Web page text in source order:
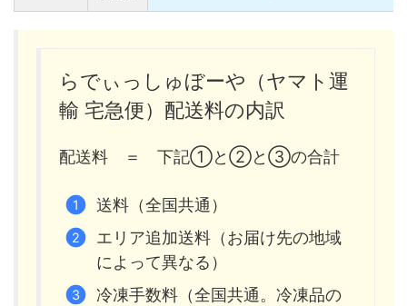
らでぃっしゅぼーや（ヤマト運
輸 宅急便）配送料の内訳
配送料 ＝ 下記①と②と③の合計
送料（全国共通）
エリア追加送料（お届け先の地域
によって異なる）
冷凍手数料（全国共通。冷凍品の